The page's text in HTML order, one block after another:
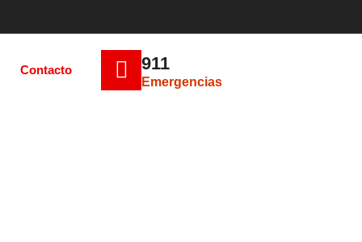
Contacto 911
Emergencias